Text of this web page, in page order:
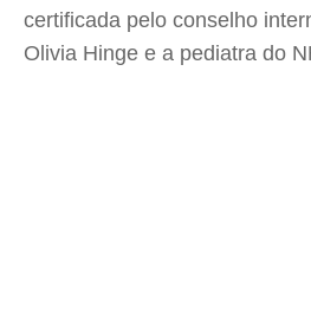
certificada pelo conselho
Olivia Hinge e a pediatra do